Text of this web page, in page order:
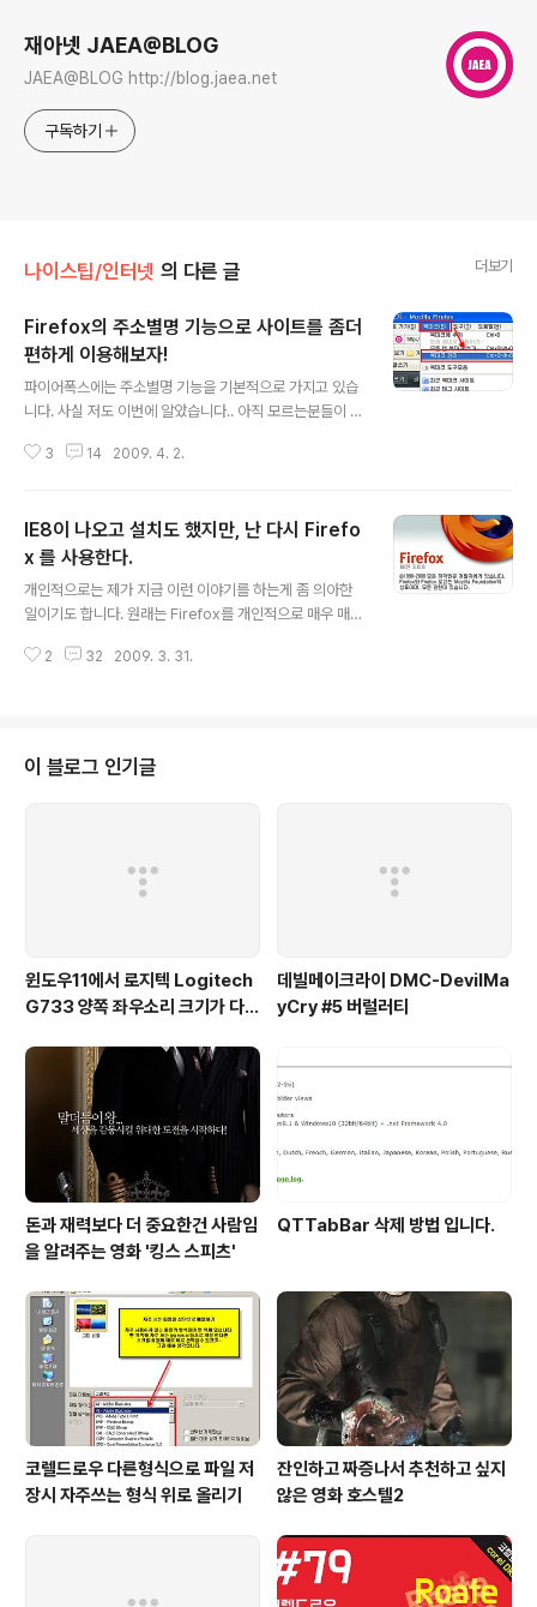
재아넷 JAEA@BLOG
JAEA@BLOG http://blog.jaea.net
구독하기
나이스팁/인터넷 의 다른 글 더보기
Firefox의 주소별명 기능으로 사이트를 좀더
편하게 이용해보자!
파이어폭스에는 주소별명 기능을 기본적으로 가지고 있습
니다. 사실 저도 이번에 알았습니다.. 아직 모르는분들이 많
씀드리면 주소별명기능은 해당 사이트의 길고 긴 영문 주
소랑 비슷한 기능이죠!!;; 제 블로그를 예를 들어보겠습니
다. 제 블로그의 주소는 http://www.jaea.net 입니다. 이
주소를 다 입력하여 해당 사이트에 접속하는 방식이나, 아
니면 즐겨찾기 버튼을 이용하여 클릭후에 해당 사이트 이
별명 입력하여 이동하는게 훨씬 더 빠르게 접근이 가능합
3 14 2009. 4. 2.
IE8이 나오고 설치도 했지만, 난 다시 Firefo
x 를 사용한다.
개인적으로는 제가 지금 이런 이야기를 하는게 좀 의아한
일이기도 합니다. 원래는 Firefox를 개인적으로 매우 매우
트 환경 때문입니다. 그동안에 시원스럽게 IE에서 되던 사
도가 IE보다 빠르다고는 했지만, 솔직히 별 차이를 느끼지
못했습니다. 그냥 답답하기만 했다고나 할까요~ 그리고, Fi
2 32 2009. 3. 31.
이 블로그 인기글
윈도우11에서 로지텍 Logitech
G733 양쪽 좌우소리 크기가 다르
게 들려요!)
데빌메이크라이 DMC-DevilMa
yCry #5 버럴러티
돈과 재력보다 더 중요한건 사람임
을 알려주는 영화 '킹스 스피츠'
QTTabBar 삭제 방법 입니다.
코렐드로우 다른형식으로 파일 저
장시 자주쓰는 형식 위로 올리기
잔인하고 짜증나서 추천하고 싶지
않은 영화 호스텔2